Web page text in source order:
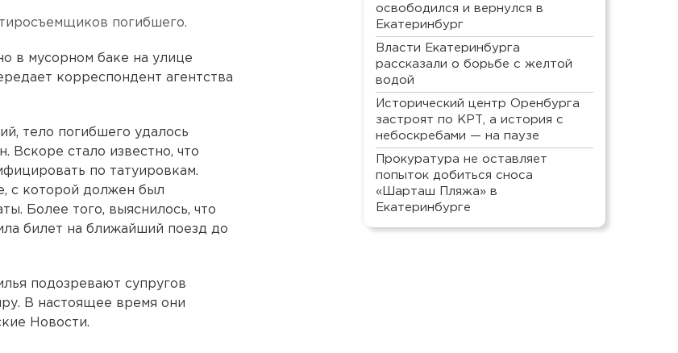
погибшего.
в мусорном баке на улице
корреспондент агентства
тело погибшего удалось
Вскоре стало известно, что
по татуировкам.
с которой должен был
Более того, выяснилось, что
билет на ближайший поезд до
подозревают супругов
В настоящее время они
Новости.
освободился и вернулся в
Екатеринбург
Власти Екатеринбурга
рассказали о борьбе с желтой
водой
Исторический центр Оренбурга
застроят по КРТ, а история с
небоскребами — на паузе
Прокуратура не оставляет
попыток добиться сноса
«Шарташ Пляжа» в
Екатеринбурге